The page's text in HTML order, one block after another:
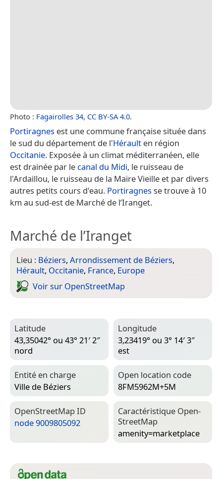
Photo : Fagairolles 34, CC BY-SA 4.0.
Portiragnes est une commune française située dans
le sud du département de l'Hérault en région
Occitanie. Exposée à un climat méditerranéen, elle
est drainée par le canal du Midi, le ruisseau de
l'Ardaillou, le ruisseau de la Maïre Vieille et par divers
autres petits cours d'eau. Portiragnesse trouve à 10
km au sud-est de Marché de l’Iranget.
Marché de l’Iranget
Lieu : Béziers, Arrondissement de Béziers,
Hérault, Occitanie, France, Europe
Voir sur Open­Street­Map
Latitude
43,35042° ou 43° 21′ 2″
nord
Longitude
3,23419° ou 3° 14′ 3″
est
Entité en charge
Ville de Béziers
Open location code
8FM5962M+5M
Open­Street­Map ID
node 9009805092
Caractéristique Open­
Street­Map
amenity=­marketplace